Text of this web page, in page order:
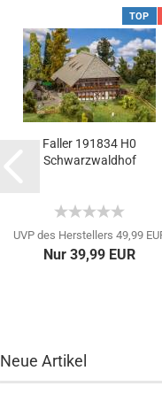
TOP
Faller 191834 H0
Schwarzwaldhof
UVP des Herstellers 49,99
Nur 39,99 EUR
Neue Artikel